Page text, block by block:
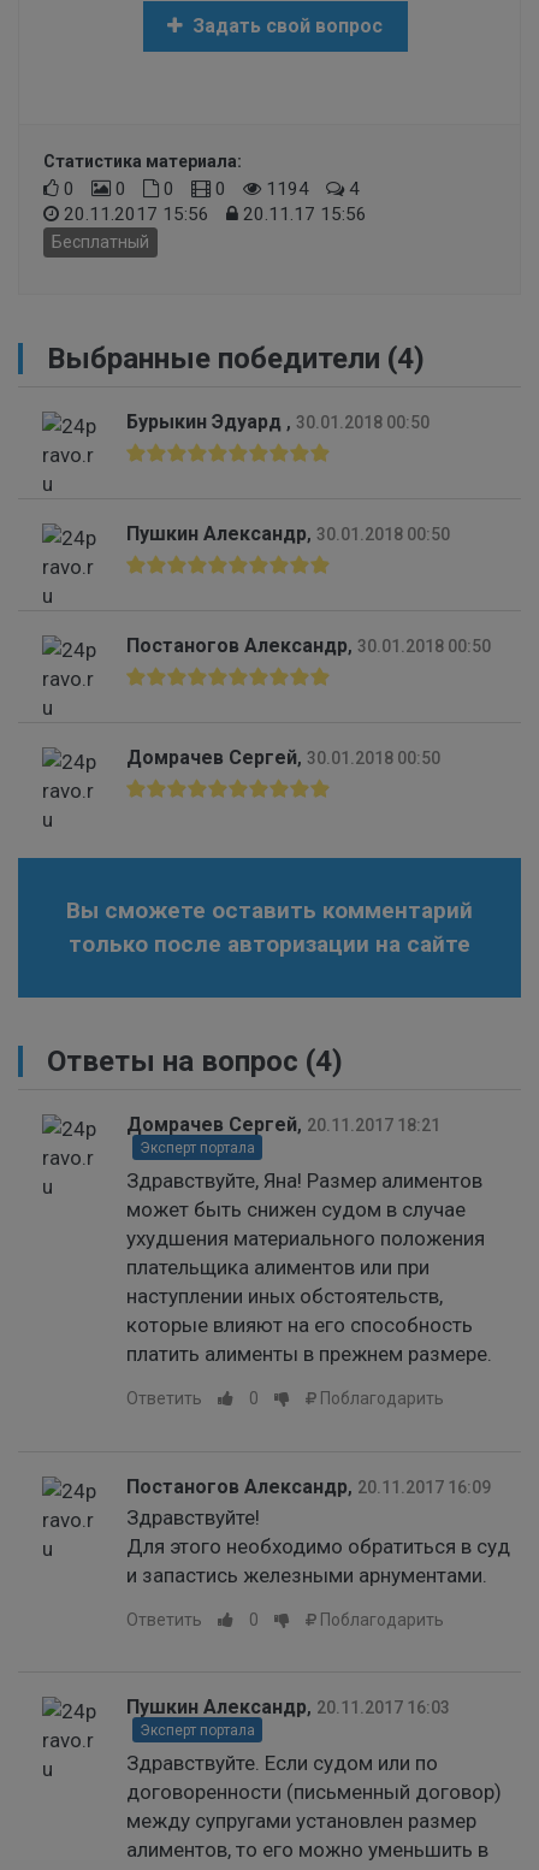
Задать свой вопрос
Статистика материала:
0 0 0 0 1194
4
20.11.2017 15:56
20.11.17 15:56
Бесплатный
Выбранные победители (4)
Бурыкин Эдуард , 30.01.2018 00:50
Пушкин Александр, 30.01.2018 00:50
Постаногов Александр, 30.01.2018 00:50
Домрачев Сергей, 30.01.2018 00:50
Вы сможете оставить комментарий
только после авторизации на сайте
Ответы на вопрос (4)
Домрачев Сергей, 20.11.2017 18:21
Эксперт портала
Здравствуйте, Яна! Размер алиментов
может быть снижен судом в случае
ухудшения материального положения
плательщика алиментов или при
наступлении иных обстоятельств,
которые влияют на его способность
платить алименты в прежнем размере.
Ответить 0 Поблагодарить
Постаногов Александр, 20.11.2017 16:09
Здравствуйте!
Для этого необходимо обратиться в суд
и запастись железными арнументами.
Ответить 0 Поблагодарить
Пушкин Александр, 20.11.2017 16:03
Эксперт портала
Здравствуйте. Если судом или по
договоренности (письменный договор)
между супругами установлен размер
алиментов, то его можно уменьшить в